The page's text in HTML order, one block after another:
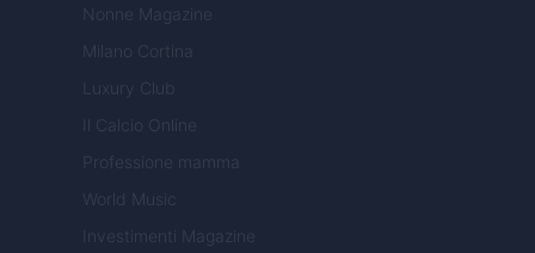
Nonne Magazine
Milano Cortina
Luxury Club
Il Calcio Online
Professione mamma
World Music
Investimenti Magazine